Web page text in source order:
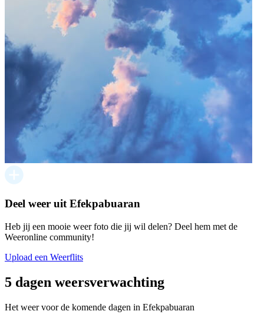
Deel weer uit Efekpabuaran
Heb jij een mooie weer foto die jij wil delen? Deel hem met de
Weeronline community!
Upload een Weerflits
5 dagen weersverwachting
Het weer voor de komende dagen in Efekpabuaran